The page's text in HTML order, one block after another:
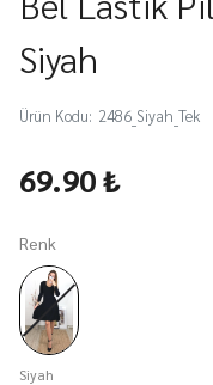
Siyah
Ürün Kodu: 2486_Siyah_Tek
69.90 ₺
Renk
Siyah